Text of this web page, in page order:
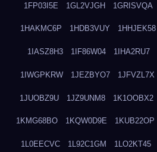
1FP03I5E 1GL2VJGH 1GRISVQA
1HAKMC6P 1HDB3VUY 1HHJEK58
1IASZ8H3 1IF86W04 1IHA2RU7
1IWGPKRW 1JEZBYO7 1JFVZL7X
1JUOBZ9U 1JZ9UNM8 1K1OOBX2
1KMG68BO 1KQW0D9E 1KUB22OP
1L0EECVC 1L92C1GM 1LO2KT45